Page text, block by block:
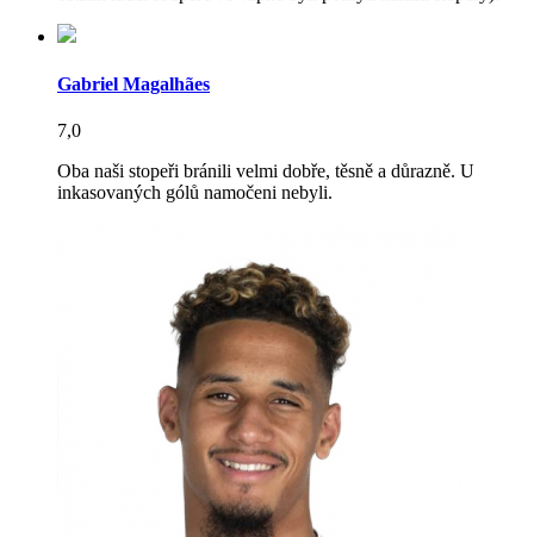
Gabriel Magalhães
7,0
Oba naši stopeři bránili velmi dobře, těsně a důrazně. U
inkasovaných gólů namočeni nebyli.